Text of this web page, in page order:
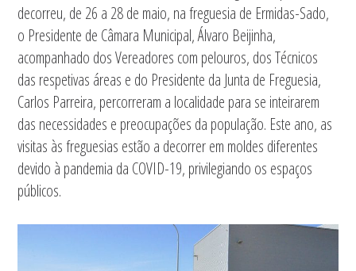
decorreu, de 26 a 28 de maio, na freguesia de Ermidas-Sado,
o Presidente de Câmara Municipal, Álvaro Beijinha,
acompanhado dos Vereadores com pelouros, dos Técnicos
das respetivas áreas e do Presidente da Junta de Freguesia,
Carlos Parreira, percorreram a localidade para se inteirarem
das necessidades e preocupações da população. Este ano, as
visitas às freguesias estão a decorrer em moldes diferentes
devido à pandemia da COVID-19, privilegiando os espaços
públicos.